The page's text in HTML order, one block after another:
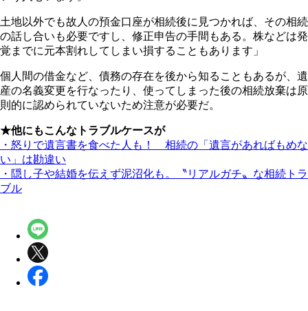
土地以外でも故人の預金口座が相続後に見つかれば、その相続
の話し合いも必要ですし、修正申告の手間もある。株などは発
覚までに元本割れしてしまい損することもあります」
個人間の借金など、債務の存在を後から知ることもあるが、遺
産の名義変更を行なったり、使ってしまった後の相続放棄は原
則的に認められていないため注意が必要だ。
★他にもこんなトラブルケースが
・怒りで遺言書を食べた人も！ 相続の「遺言があればもめな
い」は勘違い
・隠し子や結婚を伝えず泥沼化も。〝リアルガチ〟な相続トラ
ブル